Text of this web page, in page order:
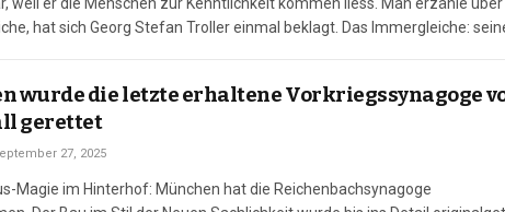
weil er die Menschen zur Kenntlichkeit kommen liess. Man erzähle über
hat sich Georg Stefan Troller einmal beklagt. Das Immergleiche:
wurde die letzte erhaltene Vorkriegssynagoge
gerettet
27, 2025
Magie im Hinterhof: München hat die Reichenbachsynagoge